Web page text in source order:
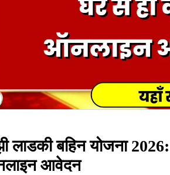
लाडकी बहिन योजना
आवेदन